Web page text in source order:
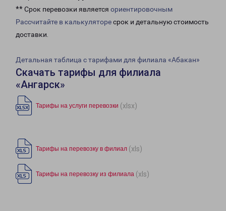
** Срок перевозки является ориентировочным
Рассчитайте в калькуляторесрок и детальную стоимость
доставки.
Детальная таблица с тарифами для филиала «Абакан»
Скачать тарифы для филиала
«Ангарск»
Тарифы на услуги перевозки (xlsx)
Тарифы на перевозку в филиал (xls)
Тарифы на перевозку из филиала (xls)